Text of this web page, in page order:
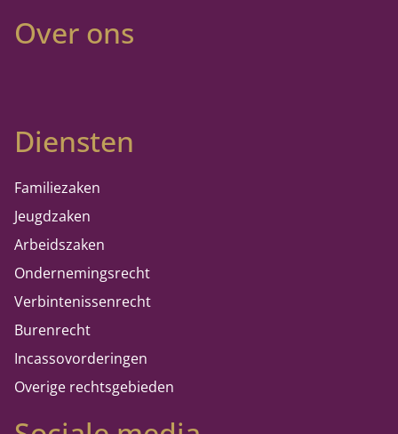
Over ons
Diensten
Familiezaken
Jeugdzaken
Arbeidszaken
Ondernemingsrecht
Verbintenissenrecht
Burenrecht
Incassovorderingen
Overige rechtsgebieden